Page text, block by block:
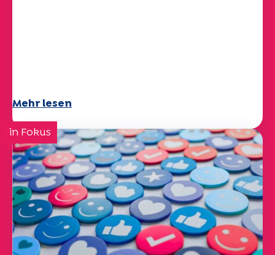
Mehr lesen
in Fokus